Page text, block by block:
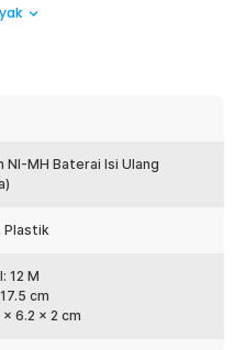
lampu secara otomatis
dan hemat biaya, solusi ini
tanpa tambahan beban
sesuai kebutuhan
atau balkon, pencahayaan
atmosfer yang lebih cerah dan
NI-MH Baterai Isi Ulang
Plastik
12 M
cm
6.2 x 2 cm